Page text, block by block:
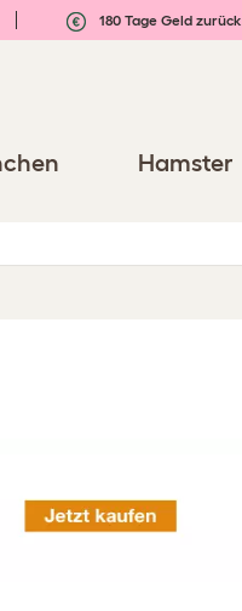
180 Tage Geld zurück
Hamster